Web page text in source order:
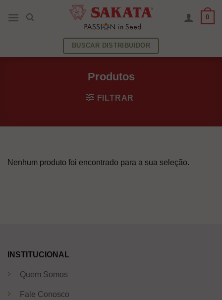
0
BUSCAR DISTRIBUIDOR
Produtos
FILTRAR
Nenhum produto foi encontrado para a sua seleção.
INSTITUCIONAL
Quem Somos
Fale Conosco